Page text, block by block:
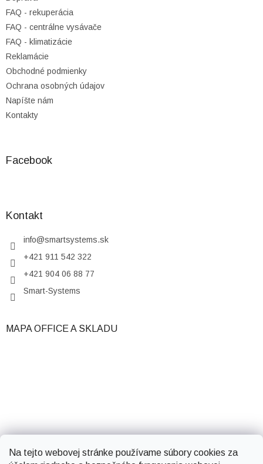
Na tejto webovej stránke používame súbory cookies za
FAQ - rekuperácia
FAQ - centrálne vysávače
FAQ - klimatizácie
Reklamácie
Obchodné podmienky
Ochrana osobných údajov
Napíšte nám
Kontakty
Facebook
Kontakt
info@smartsystems.sk
+421 911 542 322
+421 904 06 88 77
Smart-Systems
MAPA OFFICE A SKLADU